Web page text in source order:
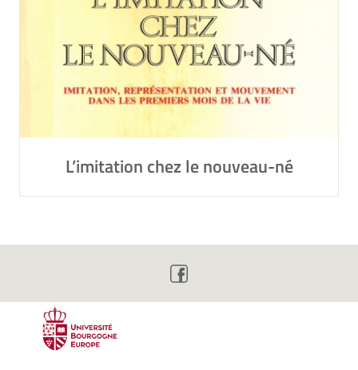
L’imitation chez le nouveau-né